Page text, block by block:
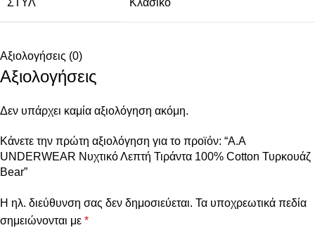
ΣΤΥΛ Κλασικό
Αξιολογήσεις (0)
Αξιολογήσεις
Δεν υπάρχει καμία αξιολόγηση ακόμη.
Κάνετε την πρώτη αξιολόγηση για το προϊόν: “A.A
UNDERWEAR Νυχτικό Λεπτή Τιράντα 100% Cotton Τυρκουάζ
Bear”
Η ηλ. διεύθυνση σας δεν δημοσιεύεται. Τα υποχρεωτικά πεδία
σημειώνονται με *